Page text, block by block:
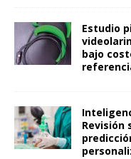
Estudio
bajo
Revisión